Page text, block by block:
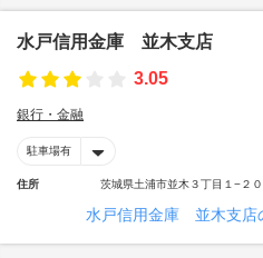
水戸信用金庫 並木支店
3.05
銀行・金融
駐車場有
住所 茨城県土浦市並木３丁目１−２０
水戸信用金庫 並木支店